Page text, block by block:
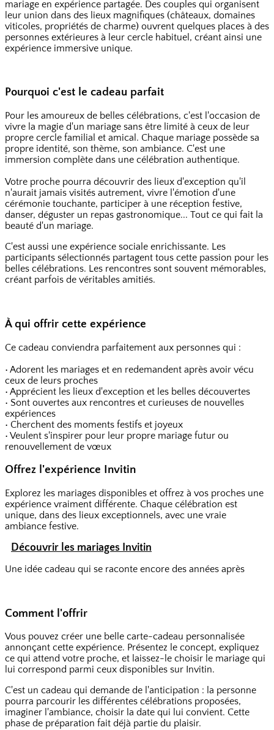
mariage en expérience partagée. Des couples qui organisent
leur union dans des lieux magnifiques (châteaux, domaines
viticoles, propriétés de charme) ouvrent quelques places à des
personnes extérieures à leur cercle habituel, créant ainsi une
expérience immersive unique.
Pourquoi c'est le cadeau parfait
Pour les amoureux de belles célébrations, c'est l'occasion de
vivre la magie d'un mariage sans être limité à ceux de leur
propre cercle familial et amical. Chaque mariage possède sa
propre identité, son thème, son ambiance. C'est une
immersion complète dans une célébration authentique.
Votre proche pourra découvrir des lieux d'exception qu'il
n'aurait jamais visités autrement, vivre l'émotion d'une
cérémonie touchante, participer à une réception festive,
danser, déguster un repas gastronomique... Tout ce qui fait la
beauté d'un mariage.
C'est aussi une expérience sociale enrichissante. Les
participants sélectionnés partagent tous cette passion pour les
belles célébrations. Les rencontres sont souvent mémorables,
créant parfois de véritables amitiés.
À qui offrir cette expérience
Ce cadeau conviendra parfaitement aux personnes qui :
• Adorent les mariages et en redemandent après avoir vécu
ceux de leurs proches
• Apprécient les lieux d'exception et les belles découvertes
• Sont ouvertes aux rencontres et curieuses de nouvelles
expériences
• Cherchent des moments festifs et joyeux
• Veulent s'inspirer pour leur propre mariage futur ou
renouvellement de vœux
Offrez l'expérience Invitin
Explorez les mariages disponibles et offrez à vos proches une
expérience vraiment différente. Chaque célébration est
unique, dans des lieux exceptionnels, avec une vraie
ambiance festive.
Découvrir les mariages Invitin
Une idée cadeau qui se raconte encore des années après
Comment l'offrir
Vous pouvez créer une belle carte-cadeau personnalisée
annonçant cette expérience. Présentez le concept, expliquez
ce qui attend votre proche, et laissez-le choisir le mariage qui
lui correspond parmi ceux disponibles sur Invitin.
C'est un cadeau qui demande de l'anticipation : la personne
pourra parcourir les différentes célébrations proposées,
imaginer l'ambiance, choisir la date qui lui convient. Cette
phase de préparation fait déjà partie du plaisir.